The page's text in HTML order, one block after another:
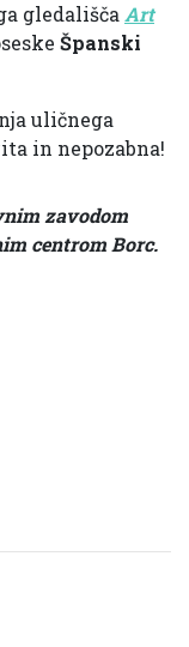
gledališča Art
Španski
uličnega
in nepozabna!
zavodom
centrom Borc.